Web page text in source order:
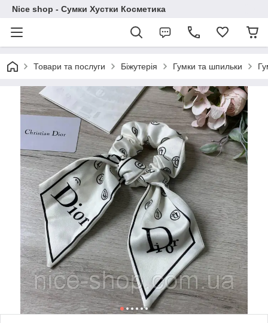
Nice shop - Сумки Хустки Косметика
Товари та послуги Біжутерія Гумки та шпильки